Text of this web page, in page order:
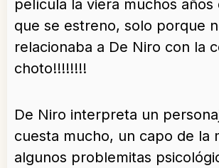
película la viera muchos años
que se estreno, solo porque
relacionaba a De Niro con la
choto!!!!!!!!
De Niro interpreta un
cuesta mucho, un capo de la
algunos problemitas